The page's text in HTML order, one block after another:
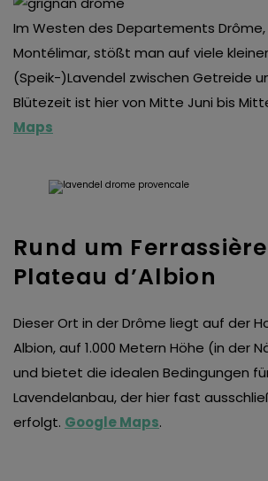
Im Westen des Departements
Montélimar, stößt man auf viele
(Speik-)Lavendel zwischen Getreide
Blütezeit ist hier von Mitte Juni bis
Maps
Rund um
Plateau d’Albion
Dieser Ort in der Drôme liegt auf der
Albion, auf 1.000 Metern Höhe (in der
und bietet die idealen Bedingungen
Lavendelanbau, der hier fast
erfolgt. Google Maps.